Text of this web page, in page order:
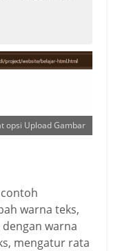
opsi Upload Gambar
warna teks,
warna
mengatur rata